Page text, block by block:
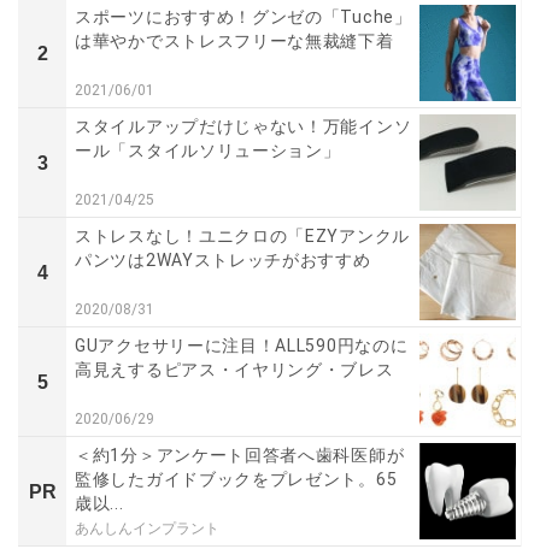
2
スポーツにおすすめ！グンゼの「Tuche」
は華やかでストレスフリーな無裁縫下着
2021/06/01
3
スタイルアップだけじゃない！万能インソ
ール「スタイルソリューション」
2021/04/25
4
ストレスなし！ユニクロの「EZYアンクル
パンツは2WAYストレッチがおすすめ
2020/08/31
5
GUアクセサリーに注目！ALL590円なのに
高見えするピアス・イヤリング・ブレス
2020/06/29
PR
＜約1分＞アンケート回答者へ歯科医師が
監修したガイドブックをプレゼント。65
歳以...
あんしんインプラント